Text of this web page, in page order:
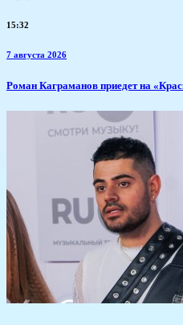
15:32
7 августа 2026
​Роман Каграманов приедет на